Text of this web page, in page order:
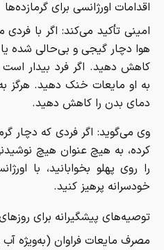
اقدامات اورژانسی برای گرمازده‌ها
امینی تأکید می‌کند: اگر با
هوا دچار گیجی و بی‌حالی شده
کاهش دهید. اگر فرد بیدار است
به او مایعات خنک دهید. هرگز
دمای بدن را کاهش دهید.
وی می‌گوید: اگر فردی که دچار
کرده، به هیچ عنوان هیچ
را روی پهلو بخوابانید، با
خودسرانه پرهیز کنید.
توصیه‌های پیشگیرانه برای
مصرف مایعات فراوان (به‌ویژه